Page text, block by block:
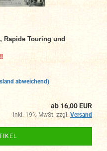
Rapide Touring und
abweichend)
ab 16,00 EUR
inkl. 19% MwSt. zzgl. Versand